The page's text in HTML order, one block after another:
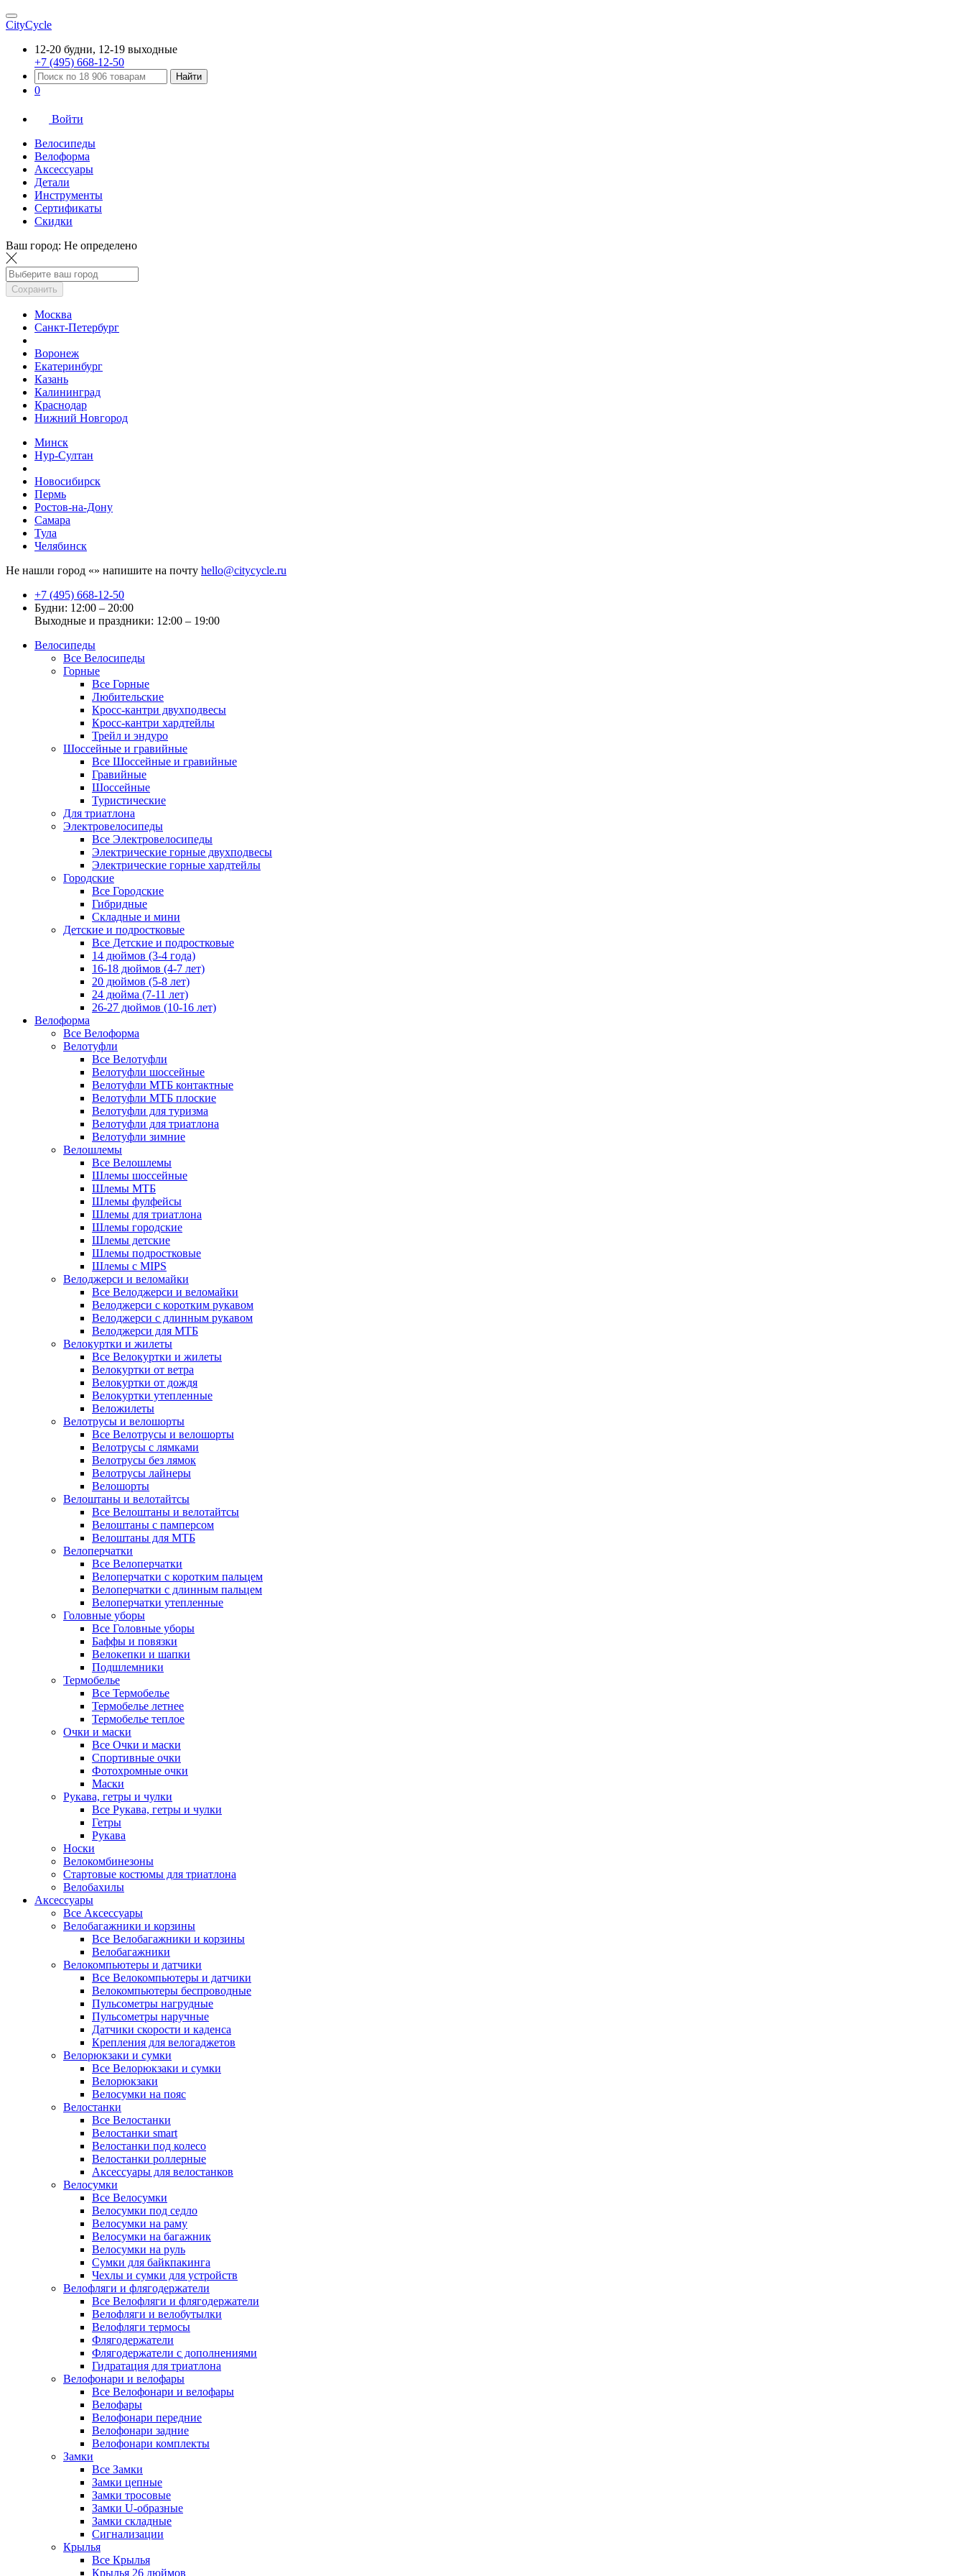
CityCycle
12-20 будни, 12-19 выходные
+7 (495) 668-12-50
Найти
0
Войти
Велосипеды
Велоформа
Аксессуары
Детали
Инструменты
Сертификаты
Скидки
Ваш город: Не определено
Сохранить
Москва
Санкт-Петербург
Воронеж
Екатеринбург
Казань
Калининград
Краснодар
Нижний Новгород
Минск
Нур-Султан
Новосибирск
Пермь
Ростов-на-Дону
Самара
Тула
Челябинск
Не нашли город «» напишите на почту hello@citycycle.ru
+7 (495) 668-12-50
Будни: 12:00 – 20:00
Выходные и праздники: 12:00 – 19:00
Велосипеды
Все Велосипеды
Горные
Все Горные
Любительские
Кросс-кантри двухподвесы
Кросс-кантри хардтейлы
Трейл и эндуро
Шоссейные и гравийные
Все Шоссейные и гравийные
Гравийные
Шоссейные
Туристические
Для триатлона
Электровелосипеды
Все Электровелосипеды
Электрические горные двухподвесы
Электрические горные хардтейлы
Городские
Все Городские
Гибридные
Складные и мини
Детские и подростковые
Все Детские и подростковые
14 дюймов (3-4 года)
16-18 дюймов (4-7 лет)
20 дюймов (5-8 лет)
24 дюйма (7-11 лет)
26-27 дюймов (10-16 лет)
Велоформа
Все Велоформа
Велотуфли
Все Велотуфли
Велотуфли шоссейные
Велотуфли МТБ контактные
Велотуфли МТБ плоские
Велотуфли для туризма
Велотуфли для триатлона
Велотуфли зимние
Велошлемы
Все Велошлемы
Шлемы шоссейные
Шлемы МТБ
Шлемы фулфейсы
Шлемы для триатлона
Шлемы городские
Шлемы детские
Шлемы подростковые
Шлемы с MIPS
Велоджерси и веломайки
Все Велоджерси и веломайки
Велоджерси с коротким рукавом
Велоджерси с длинным рукавом
Велоджерси для МТБ
Велокуртки и жилеты
Все Велокуртки и жилеты
Велокуртки от ветра
Велокуртки от дождя
Велокуртки утепленные
Веложилеты
Велотрусы и велошорты
Все Велотрусы и велошорты
Велотрусы с лямками
Велотрусы без лямок
Велотрусы лайнеры
Велошорты
Велоштаны и велотайтсы
Все Велоштаны и велотайтсы
Велоштаны с памперсом
Велоштаны для МТБ
Велоперчатки
Все Велоперчатки
Велоперчатки с коротким пальцем
Велоперчатки с длинным пальцем
Велоперчатки утепленные
Головные уборы
Все Головные уборы
Баффы и повязки
Велокепки и шапки
Подшлемники
Термобелье
Все Термобелье
Термобелье летнее
Термобелье теплое
Очки и маски
Все Очки и маски
Спортивные очки
Фотохромные очки
Маски
Рукава, гетры и чулки
Все Рукава, гетры и чулки
Гетры
Рукава
Носки
Велокомбинезоны
Стартовые костюмы для триатлона
Велобахилы
Аксессуары
Все Аксессуары
Велобагажники и корзины
Все Велобагажники и корзины
Велобагажники
Велокомпьютеры и датчики
Все Велокомпьютеры и датчики
Велокомпьютеры беспроводные
Пульсометры нагрудные
Пульсометры наручные
Датчики скорости и каденса
Крепления для велогаджетов
Велорюкзаки и сумки
Все Велорюкзаки и сумки
Велорюкзаки
Велосумки на пояс
Велостанки
Все Велостанки
Велостанки smart
Велостанки под колесо
Велостанки роллерные
Аксессуары для велостанков
Велосумки
Все Велосумки
Велосумки под седло
Велосумки на раму
Велосумки на багажник
Велосумки на руль
Сумки для байкпакинга
Чехлы и сумки для устройств
Велофляги и флягодержатели
Все Велофляги и флягодержатели
Велофляги и велобутылки
Велофляги термосы
Флягодержатели
Флягодержатели с дополнениями
Гидратация для триатлона
Велофонари и велофары
Все Велофонари и велофары
Велофары
Велофонари передние
Велофонари задние
Велофонари комплекты
Замки
Все Замки
Замки цепные
Замки тросовые
Замки U-образные
Замки складные
Сигнализации
Крылья
Все Крылья
Крылья 26 дюймов